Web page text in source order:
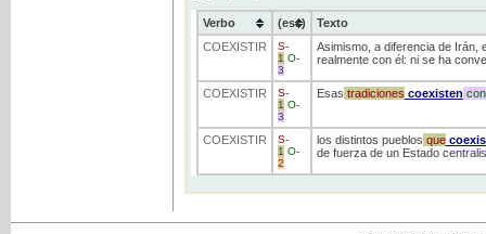
Verbo (ess)
Texto
COEXISTIR
S-
1 O-
3
Asimismo, a diferencia de Irán,
realmente con él: ni se ha
COEXISTIR S-
1 O-
3
Esas tradiciones coexisten con
COEXISTIR S-
1 O-
2
los distintos pueblos que
de fuerza de un Estado